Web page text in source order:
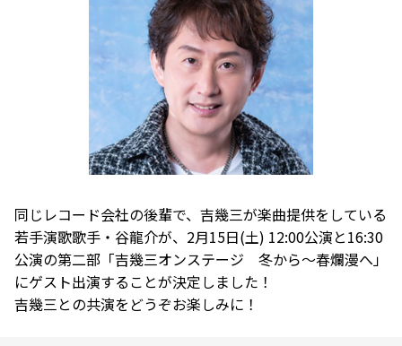
同じレコード会社の後輩で、吉幾三が楽曲提供をしている
若手演歌歌手・谷龍介が、2月15日(土) 12:00公演と16:30
公演の第二部「吉幾三オンステージ 冬から～春爛漫へ」
にゲスト出演することが決定しました！
吉幾三との共演をどうぞお楽しみに！